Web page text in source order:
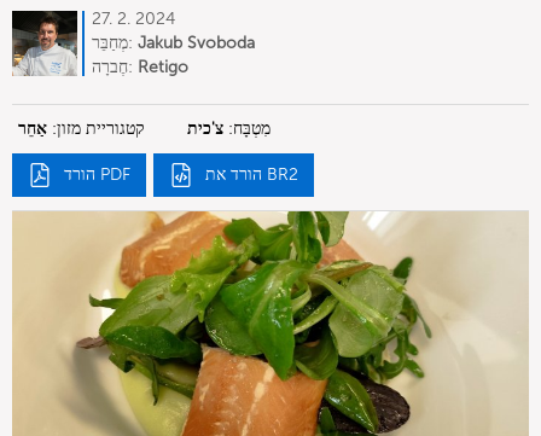
27. 2. 2024
מְחַבֵּר: Jakub Svoboda
חֶברָה: Retigo
קטגוריית מזון: אַחֵר מִטְבָּח: צ'כית
הורד PDF הורד את BR2